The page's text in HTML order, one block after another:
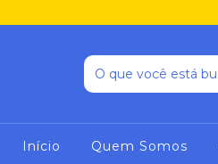
Início Quem Somos